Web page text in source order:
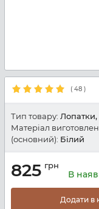
( 48 )
Тип товару: Лопатки,
Матеріал
(основний): Білий
825 грн
В
Додати в